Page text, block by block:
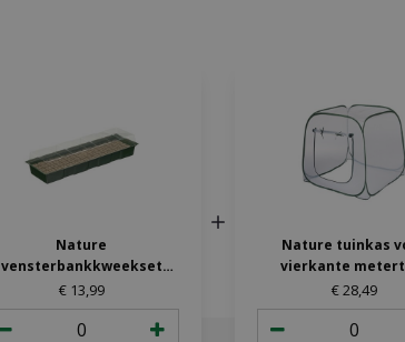
Nature
vensterbankkweekset
49x15,5x10 cm
groeimedium
€ 13,99
Nature tuinkas
vierkante
€28,49